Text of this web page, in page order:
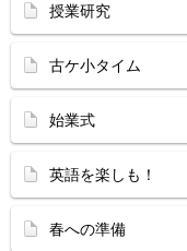
授業研究
古ケ小タイム
始業式
英語を楽しも！
春への準備